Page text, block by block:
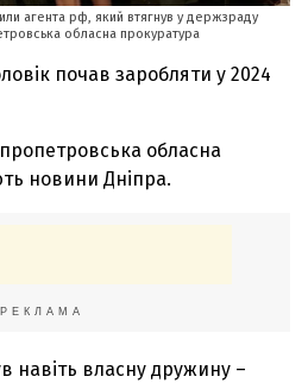
агента рф, який втягнув у держзраду
обласна прокуратура
почав заробляти у 2024
обласна
новини Дніпра.
РЕКЛАМА
навіть власну дружину –